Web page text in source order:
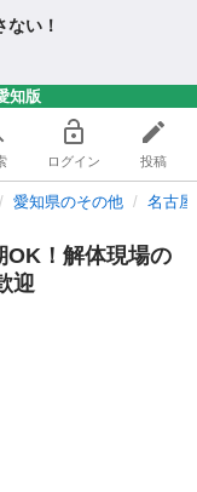
い！
知版
ログイン 投稿
愛知県のその他 名古
OK！解体現場の
迎